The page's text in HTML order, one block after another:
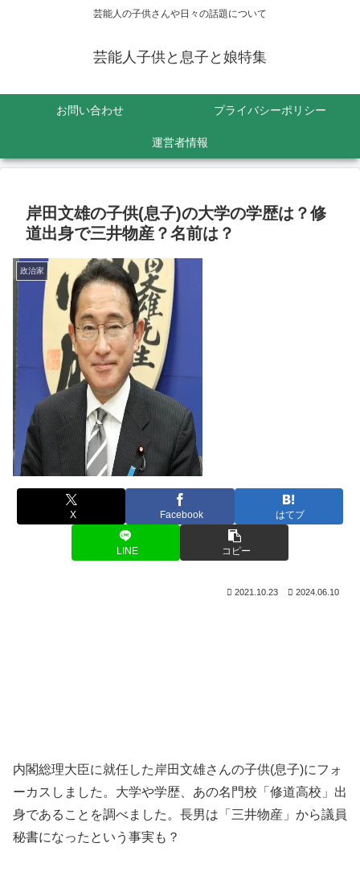
芸能人の子供さんや日々の話題について
芸能人子供と息子と娘特集
お問い合わせ プライバシーポリシー
運営者情報
岸田文雄の子供(息子)の大学の学歴は？修
道出身で三井物産？名前は？
政治家
X Facebook はてブ
LINE コピー
2021.10.23 2024.06.10
内閣総理大臣に就任した岸田文雄さんの子供(息子)にフォ
ーカスしました。大学や学歴、あの名門校「修道高校」出
身であることを調べました。長男は「三井物産」から議員
秘書になったという事実も？